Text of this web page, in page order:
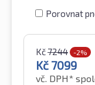
Porovnat
Kč7244 -2%
Kč 7099
vč. DPH*